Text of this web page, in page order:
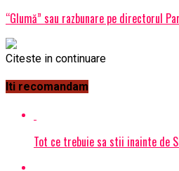
“Glumă” sau razbunare pe directorul
Citeste in continuare
Iti recomandam
Tot ce trebuie sa stii inainte de